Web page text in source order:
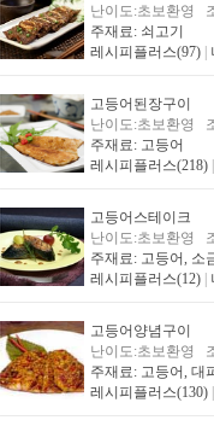
난이도:초보환영
주재료: 쇠고기
레시피플러스(97)
고등어된장구이
난이도:초보환영
주재료: 고등어
레시피플러스(218)
고등어스테이크
난이도:초보환영
주재료: 고등어, 소
레시피플러스(12)
고등어양념구이
난이도:초보환영
주재료: 고등어, 대
레시피플러스(130)